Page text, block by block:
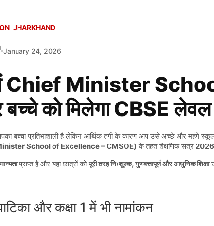
JHARKHAND
January 24, 2026
Chief Minister
बच्चे को मिलेगा CBSE
बच्चा प्रतिभाशाली है लेकिन आर्थिक तंगी के कारण आप उसे अच्छे और महंगे
Minister School of Excellence – CMSOE) के तहत शैक्षणिक सत्र
प्राप्त है और यहां छात्रों कोपूरी तरह निःशुल्क, गुणवत्तापूर्ण और आधुनिक शिक्षा
और कक्षा 1 में भी नामांकन